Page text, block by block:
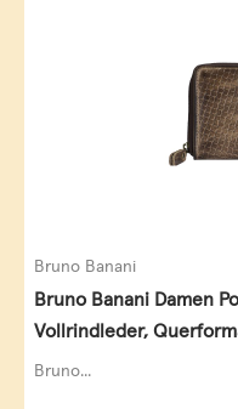
Bruno Banani
Bruno Banani Damen
Vollrindleder,
Bruno...